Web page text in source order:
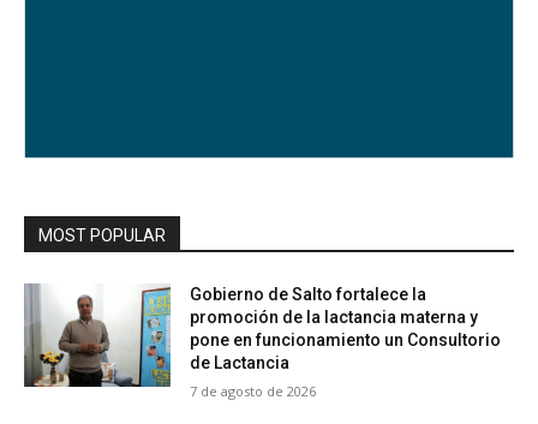
MOST POPULAR
Gobierno de Salto fortalece la
promoción de la lactancia materna y
pone en funcionamiento un Consultorio
de Lactancia
7 de agosto de 2026